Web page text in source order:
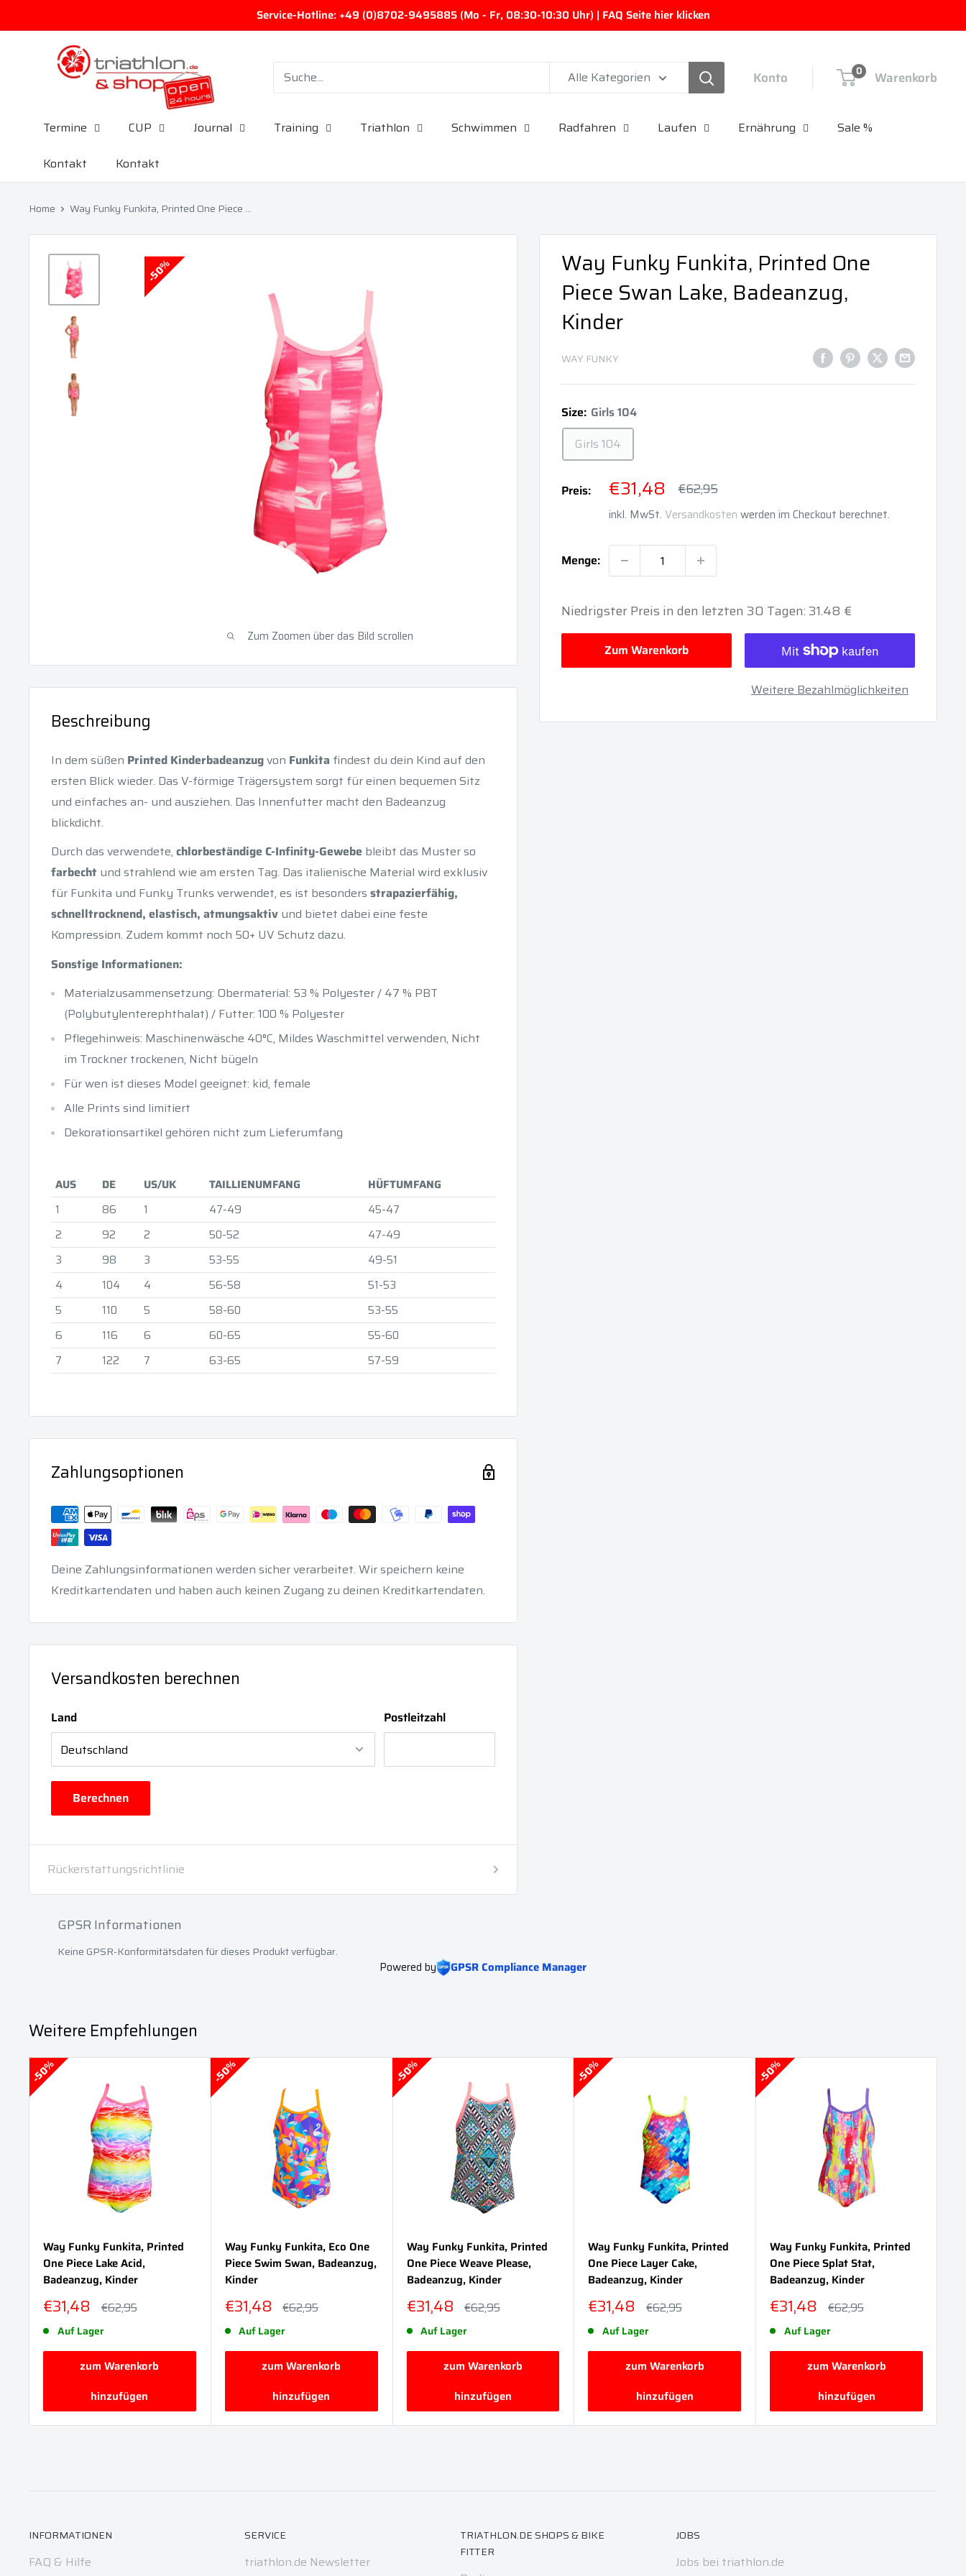
Service-Hotline: +49 (0)8702-9495885 (Mo - Fr, 08:30-10:30 Uhr) | FAQ Seite hier klicken
triathlon.de GmbH
Alle Kategorien
Konto 0 Warenkorb
Termine CUP Journal Training Triathlon Schwimmen Radfahren Laufen Ernährung
Sale %
Kontakt
Kontakt
Home Way Funky Funkita, Printed One Piece ...
50%
Zum Zoomen über das Bild scrollen
Way Funky Funkita, Printed One
Piece Swan Lake, Badeanzug,
Kinder
WAY FUNKY
Size: Girls 104
Girls 104
Preis: Sonderpreis
€31,48 Normalpreis
€62,95
inkl. MwSt.Versandkosten werden im Checkout berechnet.
Menge:
Niedrigster Preis in den letzten 30 Tagen: 31.48 €
Zum Warenkorb
Weitere Bezahlmöglichkeiten
Beschreibung
In dem süßen Printed Kinderbadeanzugvon Funkita findest du dein Kind auf den
ersten Blick wieder. Das V-förmige Trägersystem sorgt für einen bequemen Sitz
und einfaches an- und ausziehen. Das Innenfutter macht den Badeanzug
blickdicht.
Durch das verwendete, chlorbeständige C-Infinity-Gewebe bleibt das Muster so
farbecht und strahlend wie am ersten Tag. Das italienische Material wird exklusiv
für Funkita und Funky Trunks verwendet, es ist besonders strapazierfähig,
schnelltrocknend, elastisch, atmungsaktiv und bietet dabei eine feste
Kompression. Zudem kommt noch 50+ UV Schutz dazu.
Sonstige Informationen:
Materialzusammensetzung: Obermaterial: 53 % Polyester / 47 % PBT
(Polybutylenterephthalat) / Futter: 100 % Polyester
Pflegehinweis: Maschinenwäsche 40°C, Mildes Waschmittel verwenden, Nicht
im Trockner trockenen, Nicht bügeln
Für wen ist dieses Model geeignet: kid, female
Alle Prints sind limitiert
Dekorationsartikel gehören nicht zum Lieferumfang
AUS DE US/UK TAILLIENUMFANG
HÜFTUMFANG
1
86 1 47-49
45-47
2
92 2 50-52
47-49
3
98 3 53-55
49-51
4
104 4 56-58
51-53
5
110 5 58-60
53-55
6
116 6 60-65
55-60
7
122 7 63-65 57-59
Zahlungsoptionen
Deine Zahlungsinformationen werden sicher verarbeitet. Wir speichern keine
Kreditkartendaten und haben auch keinen Zugang zu deinen Kreditkartendaten.
Versandkosten berechnen
Land Postleitzahl
Berechnen
Rückerstattungsrichtlinie
GPSR Informationen
Keine GPSR-Konformitätsdaten für dieses Produkt verfügbar.
Powered by GPSR Compliance Manager
Weitere Empfehlungen
50%
Way Funky Funkita, Printed
One Piece Lake Acid,
Badeanzug, Kinder
Sonderpreis
€31,48 Normalpreis
€62,95
Auf Lager
zum Warenkorb
hinzufügen
50%
Way Funky Funkita, Eco One
Piece Swim Swan, Badeanzug,
Kinder
Sonderpreis
€31,48 Normalpreis
€62,95
Auf Lager
zum Warenkorb
hinzufügen
50%
Way Funky Funkita, Printed
One Piece Weave Please,
Badeanzug, Kinder
Sonderpreis
€31,48 Normalpreis
€62,95
Auf Lager
zum Warenkorb
hinzufügen
50%
Way Funky Funkita, Printed
One Piece Layer Cake,
Badeanzug, Kinder
Sonderpreis
€31,48 Normalpreis
€62,95
Auf Lager
zum Warenkorb
hinzufügen
50%
Way Funky Funkita, Printed
One Piece Splat Stat,
Badeanzug, Kinder
Sonderpreis
€31,48 Normalpreis
€62,95
Auf Lager
zum Warenkorb
hinzufügen
INFORMATIONEN
FAQ & Hilfe
SERVICE
triathlon.de Newsletter
TRIATHLON.DE SHOPS & BIKE
FITTER
JOBS
Jobs bei triathlon.de